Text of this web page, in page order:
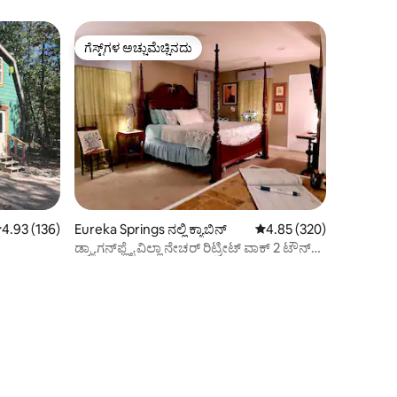
4.93 ಸರಾಸರಿ ರೇಟಿಂಗ್, 136 ವಿಮರ್ಶೆಗಳು
4.93 (136)
ಗೆಸ್ಟ್‌ಗಳ ಅಚ್ಚುಮೆಚ್ಚಿನದು
ಗೆಸ್ಟ್‌ಗಳ ಅಚ್ಚುಮೆಚ್ಚಿನದು
Eureka Springs ನಲ್ಲಿ ಕ್ಯಾಬಿನ್ 5 ರಲ್ಲಿ 4.85 ಸರಾಸರಿ
4.85 (320)
ಡ್ರ್ಯಾಗನ್‌ಫ್ಲೈ ವಿಲ್ಲಾ ನೇಚರ್ ರಿಟ್ರೀಟ್ ವಾಕ್ 2 ಟೌನ್